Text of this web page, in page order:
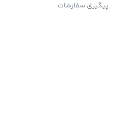
پیگیری سفارشات